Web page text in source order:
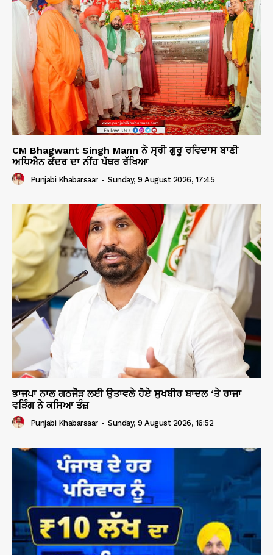
CM Bhagwant Singh Mann ਨੇ ਸ੍ਰੀ ਗੁਰੂ ਰਵਿਦਾਸ ਬਾਣੀ
ਅਧਿਐਨ ਕੇਂਦਰ ਦਾ ਨੀਂਹ ਪੱਥਰ ਰੱਖਿਆ
Punjabi Khabarsaar - Sunday, 9 August 2026, 17:45
ਭਾਜਪਾ ਨਾਲ ਗਠਜੋੜ ਲਈ ਉਤਾਵਲੇ ਹੋਏ ਸੁਖਬੀਰ ਬਾਦਲ ‘ਤੇ ਰਾਜਾ
ਵੜਿੰਗ ਨੇ ਕਸਿਆ ਤੰਜ਼
Punjabi Khabarsaar - Sunday, 9 August 2026, 16:52